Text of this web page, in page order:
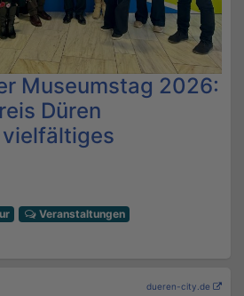
Museumstag 2026:
Düren
Veranstaltungen
dueren-city.de